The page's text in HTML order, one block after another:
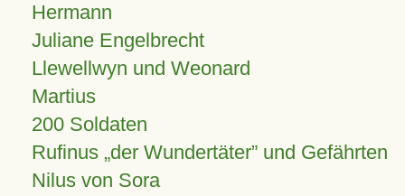
Hermann
Juliane Engelbrecht
Llewellwyn und Weonard
Martius
200 Soldaten
Rufinus „der Wundertäter” und Gefährten
Nilus von Sora